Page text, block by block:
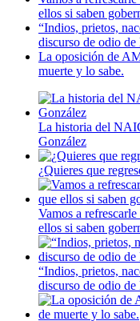
ellos si saben
“Indios, prietos,
discurso de odio de
La oposición de
muerte y lo sabe.
La historia del
González
¿Quieres que
Vamos a
ellos si saben
“Indios, prietos,
discurso de odio de